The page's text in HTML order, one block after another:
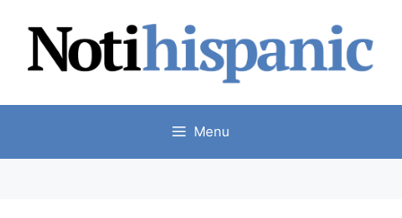
content
Menu